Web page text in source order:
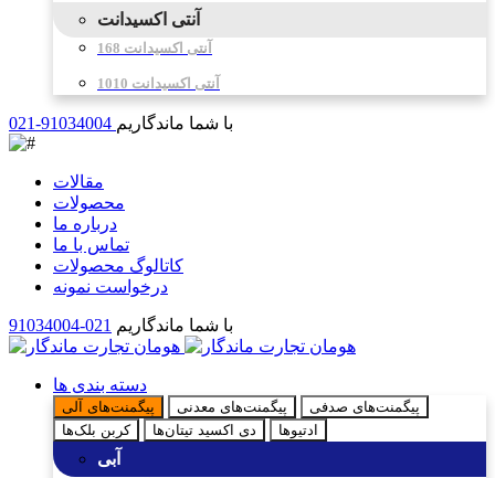
آنتی اکسیدانت
آنتی اکسیدانت 168
آنتی اکسیدانت 1010
021-91034004 با شما ماندگاریم
مقالات
محصولات
درباره ما
تماس با ما
کاتالوگ محصولات
درخواست نمونه
با شما ماندگاریم 021-91034004
دسته بندی ها
پیگمنت‌های آلی پیگمنت‌های معدنی
پیگمنت‌های صدفی
کربن بلک‌ها
دی اکسید تیتان‌ها ادتیو‌ها
آبی